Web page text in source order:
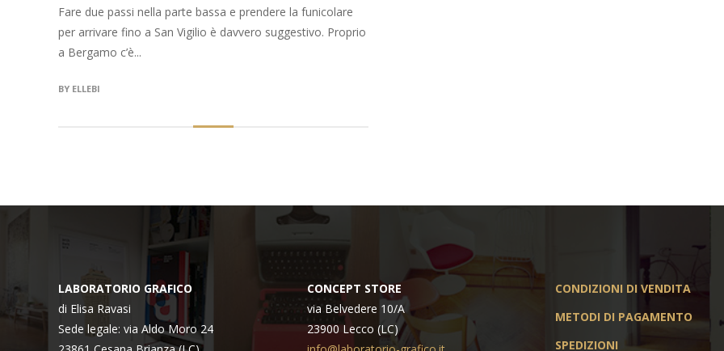
Fare due passi nella parte bassa e prendere la funicolare
per arrivare fino a San Vigilio è davvero suggestivo. Proprio
a Bergamo c’è...
BY ELLEBI
LABORATORIO GRAFICO
di Elisa Ravasi
Sede legale: via Aldo Moro 24
CONCEPT STORE
via Belvedere 10/A
23900 Lecco (LC)
CONDIZIONI DI VENDITA
METODI DI PAGAMENTO
SPEDIZIONI